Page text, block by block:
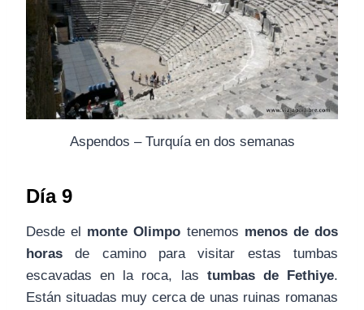
Aspendos – Turquía en dos semanas
Día 9
Desde el monte Olimpo tenemos menos de dos
horas de camino para visitar estas tumbas
escavadas en la roca, las tumbas de Fethiye.
Están situadas muy cerca de unas ruinas romanas